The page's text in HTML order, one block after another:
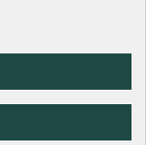
de Lyon sur X
la Ville de Lyon sur
de la Ville de Lyon sur
de la Ville de
citoyenne de la Ville